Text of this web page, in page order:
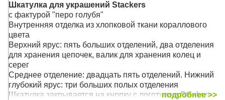
Шкатулка для украшений Stackers
с фактурой "перо голубя"
Внутренняя отделка из хлопковой ткани кораллового
цвета
Верхний ярус: пять больших отделений, два отделения
для хранения цепочек, валик для хранения колец и
серег
Среднее отделение: двадцать пять отделений. Нижний
глубокий ярус: три больших полых отделения
Шкатулка закрывается на кнопку с логотипом Stackers
подробнее >>